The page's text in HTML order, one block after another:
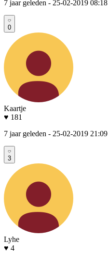
7 jaar geleden - 25-02-2019 08:18
0
Kaartje
♥ 181
7 jaar geleden - 25-02-2019 21:09
3
Lyhe
♥ 4